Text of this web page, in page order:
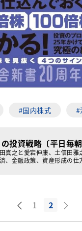
#国内株式 #
投資戦略〔平日毎朝
真之と愛宕伸康、土信田
、金融政策、資産形成の
1 2